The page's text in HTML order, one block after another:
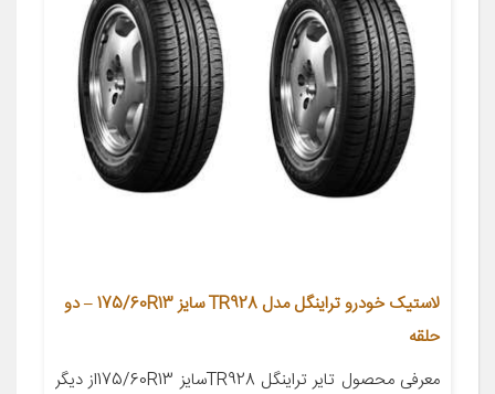
لاستیک خودرو تراینگل مدل TR928 سایز 175/60R13 – دو
حلقه
معرفی محصول تایر تراینگل TR928سایز 175/60R13از دیگر